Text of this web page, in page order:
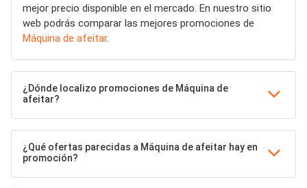
mejor precio disponible en el mercado. En nuestro sitio
web podrás comparar las mejores promociones de
Máquina de afeitar.
¿Dónde localizo promociones de Máquina de
afeitar?
¿Qué ofertas parecidas a Máquina de afeitar hay en
promoción?